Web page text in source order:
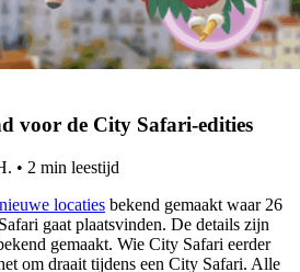
voor de City Safari-edities
• 2 min leestijd
nieuwe locaties bekend gemaakt waar 26
gaat plaatsvinden. De details zijn
gemaakt. Wie City Safari eerder
om draait tijdens een City Safari. Alle